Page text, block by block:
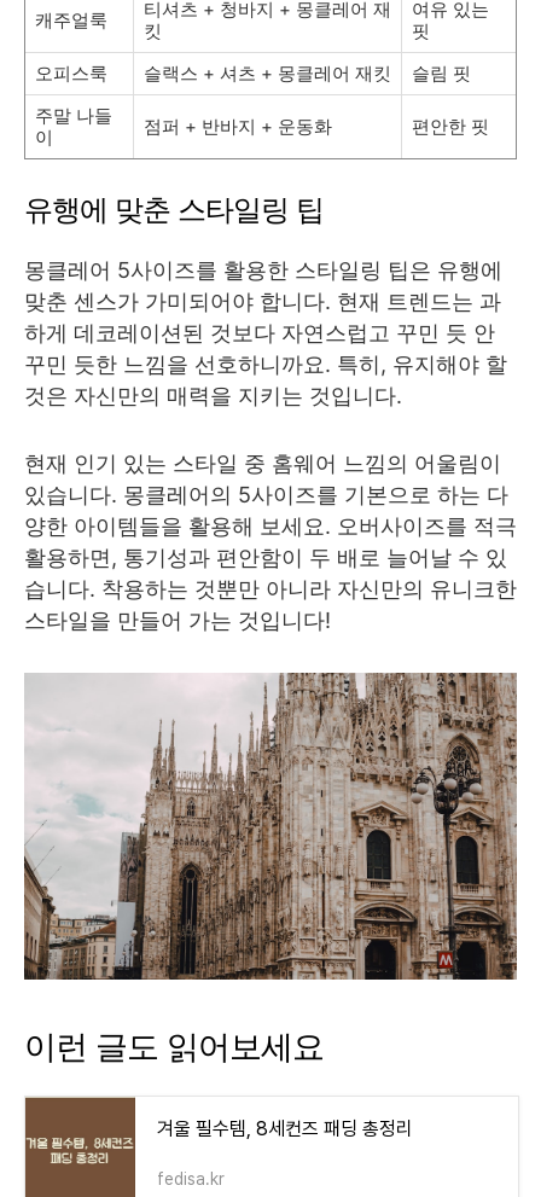
캐주얼룩
티셔츠 + 청바지 + 몽클레어 재
킷
여유 있는
핏
오피스룩
슬랙스 + 셔츠 + 몽클레어 재킷
슬림 핏
주말 나들
이
점퍼 + 반바지 + 운동화 편안한 핏
유행에 맞춘 스타일링 팁
몽클레어 5사이즈를 활용한 스타일링 팁은 유행에
맞춘 센스가 가미되어야 합니다. 현재 트렌드는 과
하게 데코레이션된 것보다 자연스럽고 꾸민 듯 안
꾸민 듯한 느낌을 선호하니까요. 특히, 유지해야 할
것은 자신만의 매력을 지키는 것입니다.
현재 인기 있는 스타일 중 홈웨어 느낌의 어울림이
있습니다. 몽클레어의 5사이즈를 기본으로 하는 다
양한 아이템들을 활용해 보세요. 오버사이즈를 적극
활용하면, 통기성과 편안함이 두 배로 늘어날 수 있
습니다. 착용하는 것뿐만 아니라 자신만의 유니크한
스타일을 만들어 가는 것입니다!
이런 글도 읽어보세요
겨울 필수템, 8세컨즈 패딩 총정리
fedisa.kr